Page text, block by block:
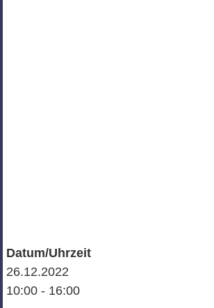
Datum/Uhrzeit
26.12.2022
10:00 - 16:00